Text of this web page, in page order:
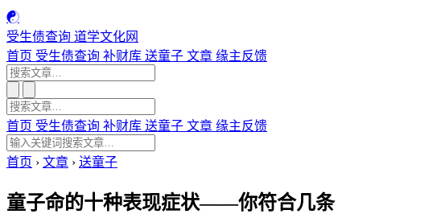
☯
受生债查询 道学文化网
首页 受生债查询 补财库 送童子 文章 缘主反馈
首页 受生债查询 补财库 送童子 文章 缘主反馈
首页 › 文章 › 送童子
童子命的十种表现症状——你符合几条